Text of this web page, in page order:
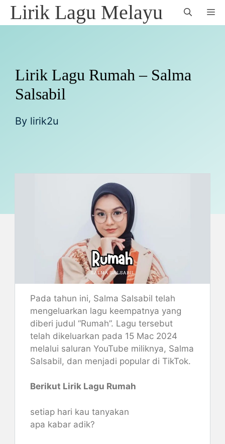
SkipLirik Lagu Melayu
Lirik Lagu Rumah – Salma
Salsabil
By lirik2u
Pada tahun ini, Salma Salsabil telah
mengeluarkan lagu keempatnya yang
diberi judul “Rumah”. Lagu tersebut
telah dikeluarkan pada 15 Mac 2024
melalui saluran YouTube miliknya, Salma
Salsabil, dan menjadi popular di TikTok.
Berikut Lirik Lagu Rumah
setiap hari kau tanyakan
apa kabar adik?